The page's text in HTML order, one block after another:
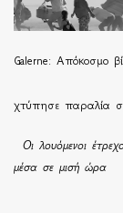
Galerne: Απόκοσμο
χτύπησε παραλία
Οι λουόμενοι
μέσα σε μισή ώρα